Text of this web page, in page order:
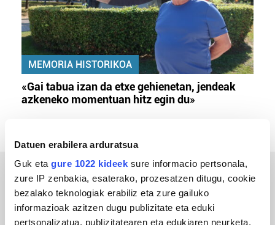
Datuen erabilera arduratsua
Guk eta gure 1022 kideek sure informacio pertsonala,
zure IP zenbakia, esaterako, prozesatzen ditugu, cookie
bezalako teknologiak erabiliz eta zure gailuko
informazioak azitzen dugu publizitate eta eduki
pertsonalizatua, publizitatearen eta edukiaren neurketa,
MEMORIA HISTORIKOA
«Gai tabua izan da etxe gehienetan, jendeak
azkeneko momentuan hitz egin du»
ERREPORTAJEAK